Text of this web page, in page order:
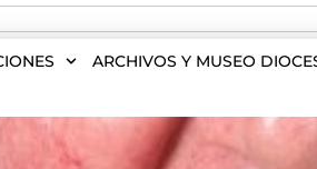
ARCHIVOS Y MUSEO